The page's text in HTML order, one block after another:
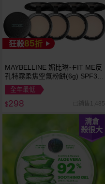
狂殺85折
MAYBELLINE 媚比琳~FIT ME反
孔特霧柔焦空氣粉餅(6g) SPF32
PA+++ 款式可選 空氣小圓餅
全年最低
$298 已銷售1,485
清倉
殺很大